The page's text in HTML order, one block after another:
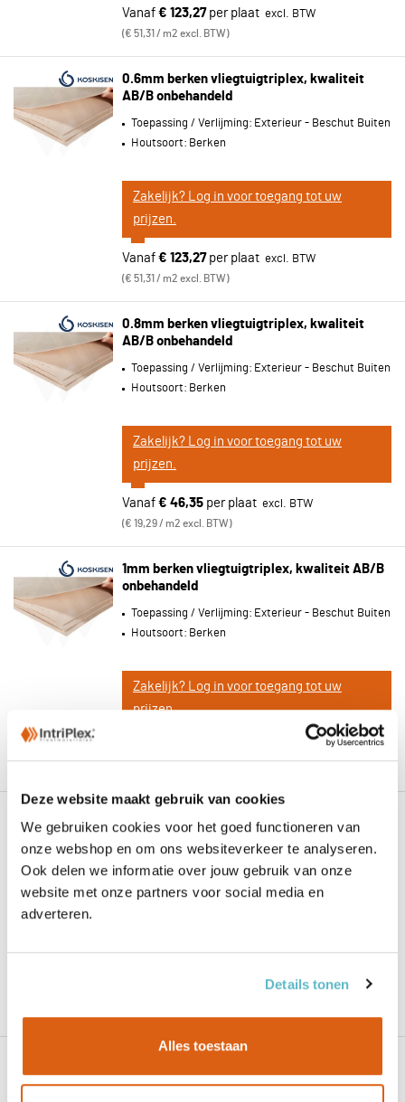
Deze website maakt gebruik van cookies
We gebruiken cookies voor het goed functioneren van
onze webshop en om ons websiteverkeer te analyseren.
Ook delen we informatie over jouw gebruik van onze
website met onze partners voor social media en
adverteren.
Details tonen
Alles toestaan
Vanaf € 123,27 per plaat
€ 51,31 / m2 excl. BTW
0.6mm berken vliegtuigtriplex, kwaliteit
AB/B onbehandeld
Toepassing / Verlijming: Exterieur - Beschut Buiten
Houtsoort: Berken
Zakelijk? Log in voor toegang tot uw
prijzen.
Vanaf € 123,27 per plaat
€ 51,31 / m2 excl. BTW
0.8mm berken vliegtuigtriplex, kwaliteit
AB/B onbehandeld
Toepassing / Verlijming: Exterieur - Beschut Buiten
Houtsoort: Berken
Zakelijk? Log in voor toegang tot uw
prijzen.
Vanaf € 46,35 per plaat
€ 19,29 / m2 excl. BTW
1mm berken vliegtuigtriplex, kwaliteit AB/B
onbehandeld
Toepassing / Verlijming: Exterieur - Beschut Buiten
Houtsoort: Berken
Zakelijk? Log in voor toegang tot uw
prijzen.
AB/B onbehandeld
Toepassing / Verlijming: Exterieur - Beschut Buiten
Houtsoort: Berken
prijzen.
AB/B onbehandeld